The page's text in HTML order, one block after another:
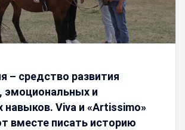
– средство развития
эмоциональных и
навыков. Viva и «Artissimo»
вместе писать историю